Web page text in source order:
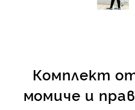
Комплект
момиче и